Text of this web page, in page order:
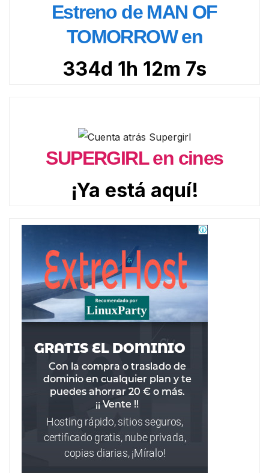
Estreno de MAN OF
TOMORROW en
334d 1h 12m 5s
SUPERGIRL en cines
¡Ya está aquí!